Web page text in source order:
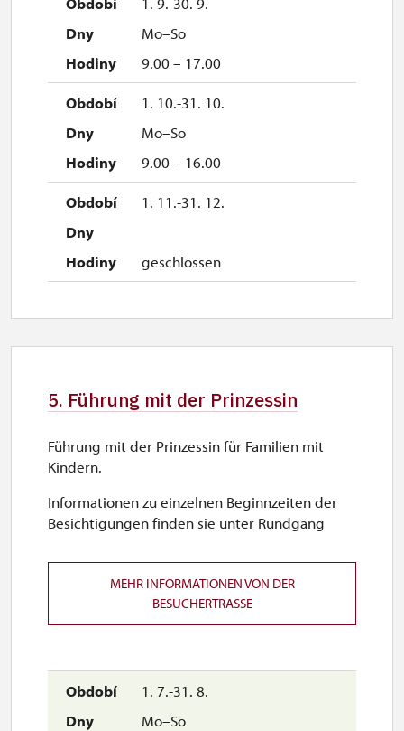
Mo–So
9.00 – 17.00
1. 10.-31. 10.
Mo–So
9.00 – 16.00
1. 11.-31. 12.
geschlossen
5. Führung mit der Prinzessin
1. 7.-31. 8.
Mo–So
Führung mit der Prinzessin für Familien mit
Kindern.
Informationen zu einzelnen Beginnzeiten der
Besichtigungen finden sie unter Rundgang
MEHR INFORMATIONEN VON DER
BESUCHERTRASSE